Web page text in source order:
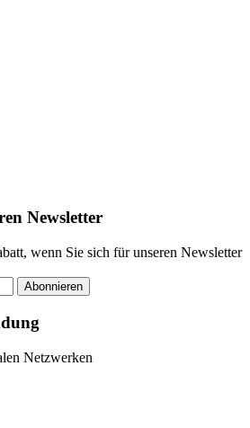
Newsletter
wenn Sie sich für unseren Newsletter
Abonnieren
Netzwerken